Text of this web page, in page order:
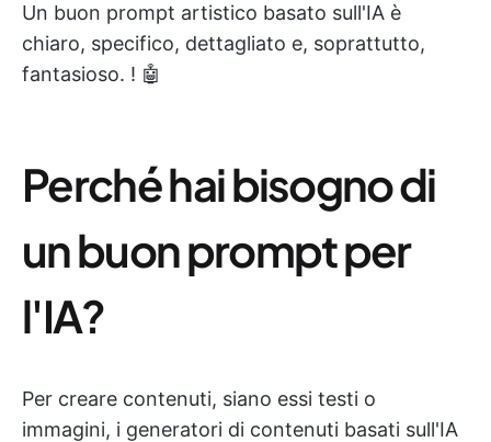
Un buon prompt artistico basato sull'IA è
chiaro, specifico, dettagliato e, soprattutto,
fantasioso. ! 🤖
Perché hai bisogno di
un buon prompt per
l'IA?
Per creare contenuti, siano essi testi o
immagini, i generatori di contenuti basati sull'IA